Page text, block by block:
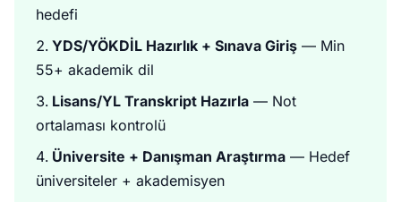
hedefi
YDS/YÖKDİL Hazırlık + Sınava Giriş — Min
55+ akademik dil
Lisans/YL Transkript Hazırla — Not
ortalaması kontrolü
Üniversite + Danışman Araştırma — Hedef
üniversiteler + akademisyen